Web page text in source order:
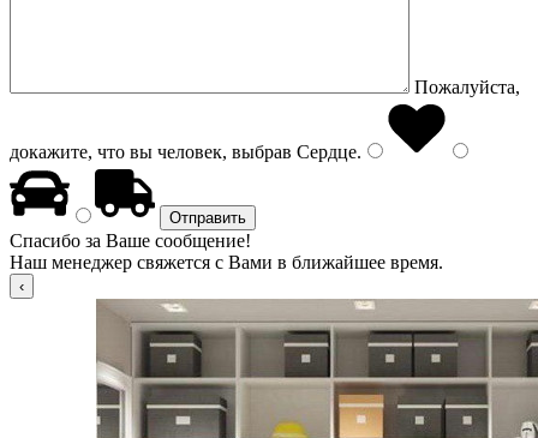
Пожалуйста,
докажите, что вы человек, выбрав Сердце.
Спасибо за Ваше сообщение!
Наш менеджер свяжется с Вами в ближайшее время.